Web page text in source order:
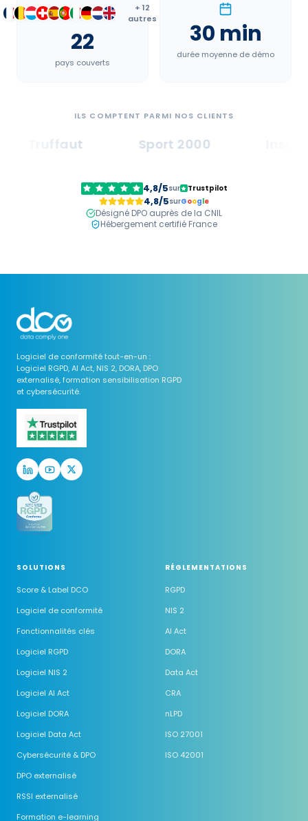
+ 12
autres
22
pays couverts
30 min
durée moyenne de démo
ILS COMPTENT PARMI NOS CLIENTS
Truffaut Sport 2000
4,8/5sur Trustpilot
4,8/5surGoogle
Désigné DPO auprès de la CNIL
Hébergement certifié France
Logiciel de conformité tout-en-un :
Logiciel RGPD, AI Act, NIS 2, DORA, DPO
externalisé, formation sensibilisation RGPD
et cybersécurité.
SOLUTIONS
Score & Label DCO
Logiciel de conformité
Fonctionnalités clés
Logiciel RGPD
Logiciel NIS 2
Logiciel AI Act
Logiciel DORA
Logiciel Data Act
Cybersécurité & DPO
DPO externalisé
RSSI externalisé
Formation e-learning
RÉGLEMENTATIONS
RGPD
NIS 2
AI Act
DORA
Data Act
CRA
nLPD
ISO 27001
ISO 42001